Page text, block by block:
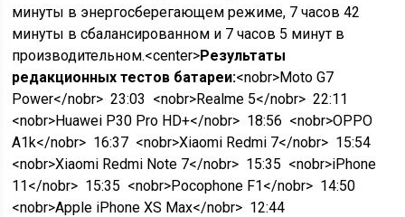
минуты в энергосберегающем режиме, 7 часов 42
минуты в сбалансированном и 7 часов 5 минут в
производительном.<center>Результаты
редакционных тестов батареи:<nobr>Moto G7
Power</nobr> 23:03 <nobr>Realme 5</nobr> 22:11
<nobr>Huawei P30 Pro HD+</nobr> 18:56 <nobr>OPPO
A1k</nobr> 16:37 <nobr>Xiaomi Redmi 7</nobr> 15:54
<nobr>Xiaomi Redmi Note 7</nobr> 15:35 <nobr>iPhone
11</nobr> 15:35 <nobr>Pocophone F1</nobr> 14:50
<nobr>Apple iPhone XS Max</nobr> 12:44